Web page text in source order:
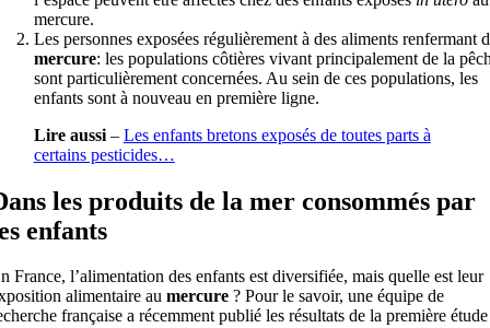
mercure.
Les personnes exposées régulièrement à des aliments renfermant
mercure: les populations côtières vivant principalement de la
sont particulièrement concernées. Au sein de ces populations, les
enfants sont à nouveau en première ligne.
Lire aussi– Les enfants bretons exposés de toutes parts à
certains pesticides…
les produits de la mer consommés par
enfants
France, l’alimentation des enfants est diversifiée, mais quelle est leur
alimentaire au mercure? Pour le savoir, une équipe de
française a récemment publié les résultats de la première étude